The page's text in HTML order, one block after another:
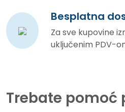
Besplatna
Za sve kupovine
uključenim PDV-
Trebate pomoć